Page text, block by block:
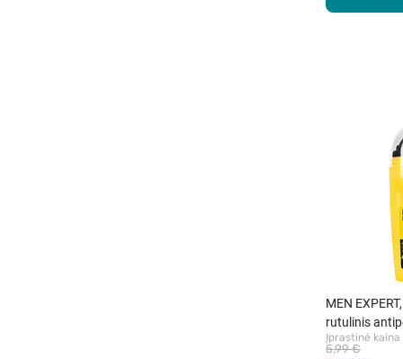
MEN
rutulinis
Įprastinė kaina
5,99 €